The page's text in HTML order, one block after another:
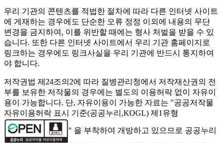
우리 기관의 콘텐츠를 적법한 절차에 따라 다른 인터넷 사이트
에 게재하는 경우에도 단순한 오류 정정 이외에 내용의 무단
변경을 금지하여, 이를 위반할 때에는 형사 처벌을 받을 수 있
습니다. 또한 다른 인터넷 사이트에서 우리 기관 홈페이지로
링크하는 경우에도 링크사실을 우리 기관에 반드시 통지하여
야 합니다.
저작권법 제24조의2에 따라 질병관리청에서 저작재산권의 전
부를 보유한 저작물의 경우에는 별도의 이용허락 없이 자유이
용이 가능합니다. 단, 자유이용이 가능한 자료는 "공공저작물
자유이용허락 표시 기준(공공누리,KOGL) 제1유형
" 을 부착하여 개방하고 있으므로 공공누리